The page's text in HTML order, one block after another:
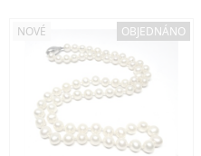
NOVÉ OBJEDNÁNO